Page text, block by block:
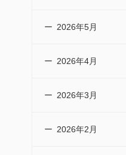
2026年5月
2026年4月
2026年3月
2026年2月